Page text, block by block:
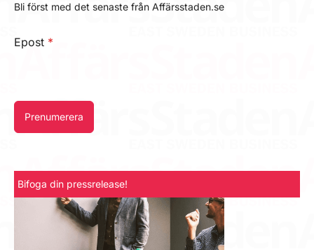
Bli först med det senaste från Affärsstaden.se
Epost *
Prenumerera
Bifoga din pressrelease!